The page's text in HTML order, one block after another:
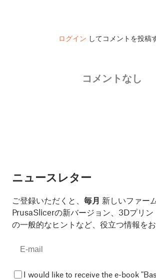
ログイン してコメントを投稿
コメントなし
ニュースレター
ご登録いただくと、 毎月 新しいファー
PrusaSlicerの新バージョン、3Dプリン
の一般的なヒントなど、役立つ情報をお
I would like to receive the e-book